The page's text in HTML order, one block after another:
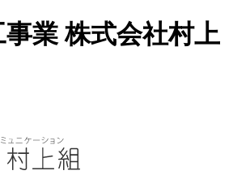
業 株式会社村上